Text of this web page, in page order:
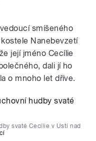
smíšeného
Nanebevzetí
její jméno Cecílie
dali jí ho
o mnoho let dříve.
svaté Cecílie v Ústí nad